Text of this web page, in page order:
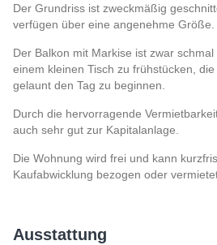
Der Grundriss ist zweckmäßig
verfügen über eine angenehme Größe.
Der Balkon mit Markise ist zwar
einem kleinen Tisch zu frühstücken,
gelaunt den Tag zu beginnen.
Durch die hervorragende
auch sehr gut zur Kapitalanlage.
Die Wohnung wird frei und kann
Kaufabwicklung bezogen oder
Ausstattung